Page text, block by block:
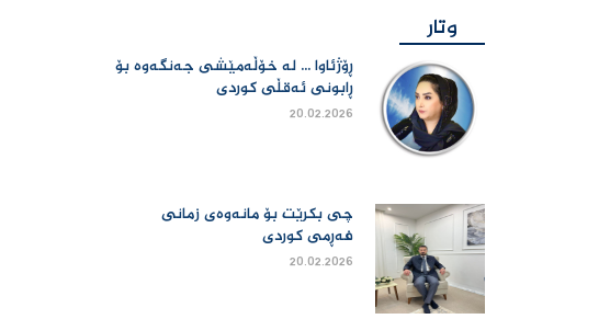
وتار
ڕۆژئاوا ... لە خۆڵەمێشی جەنگەوە بۆ
ڕابونی ئەقڵی کوردی
20.02.2026
چی بكرێت بۆ مانەوەی زمانی
فەڕمی كوردی
20.02.2026